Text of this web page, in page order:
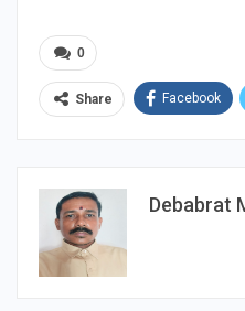
0
Share Facebook
Debabrat